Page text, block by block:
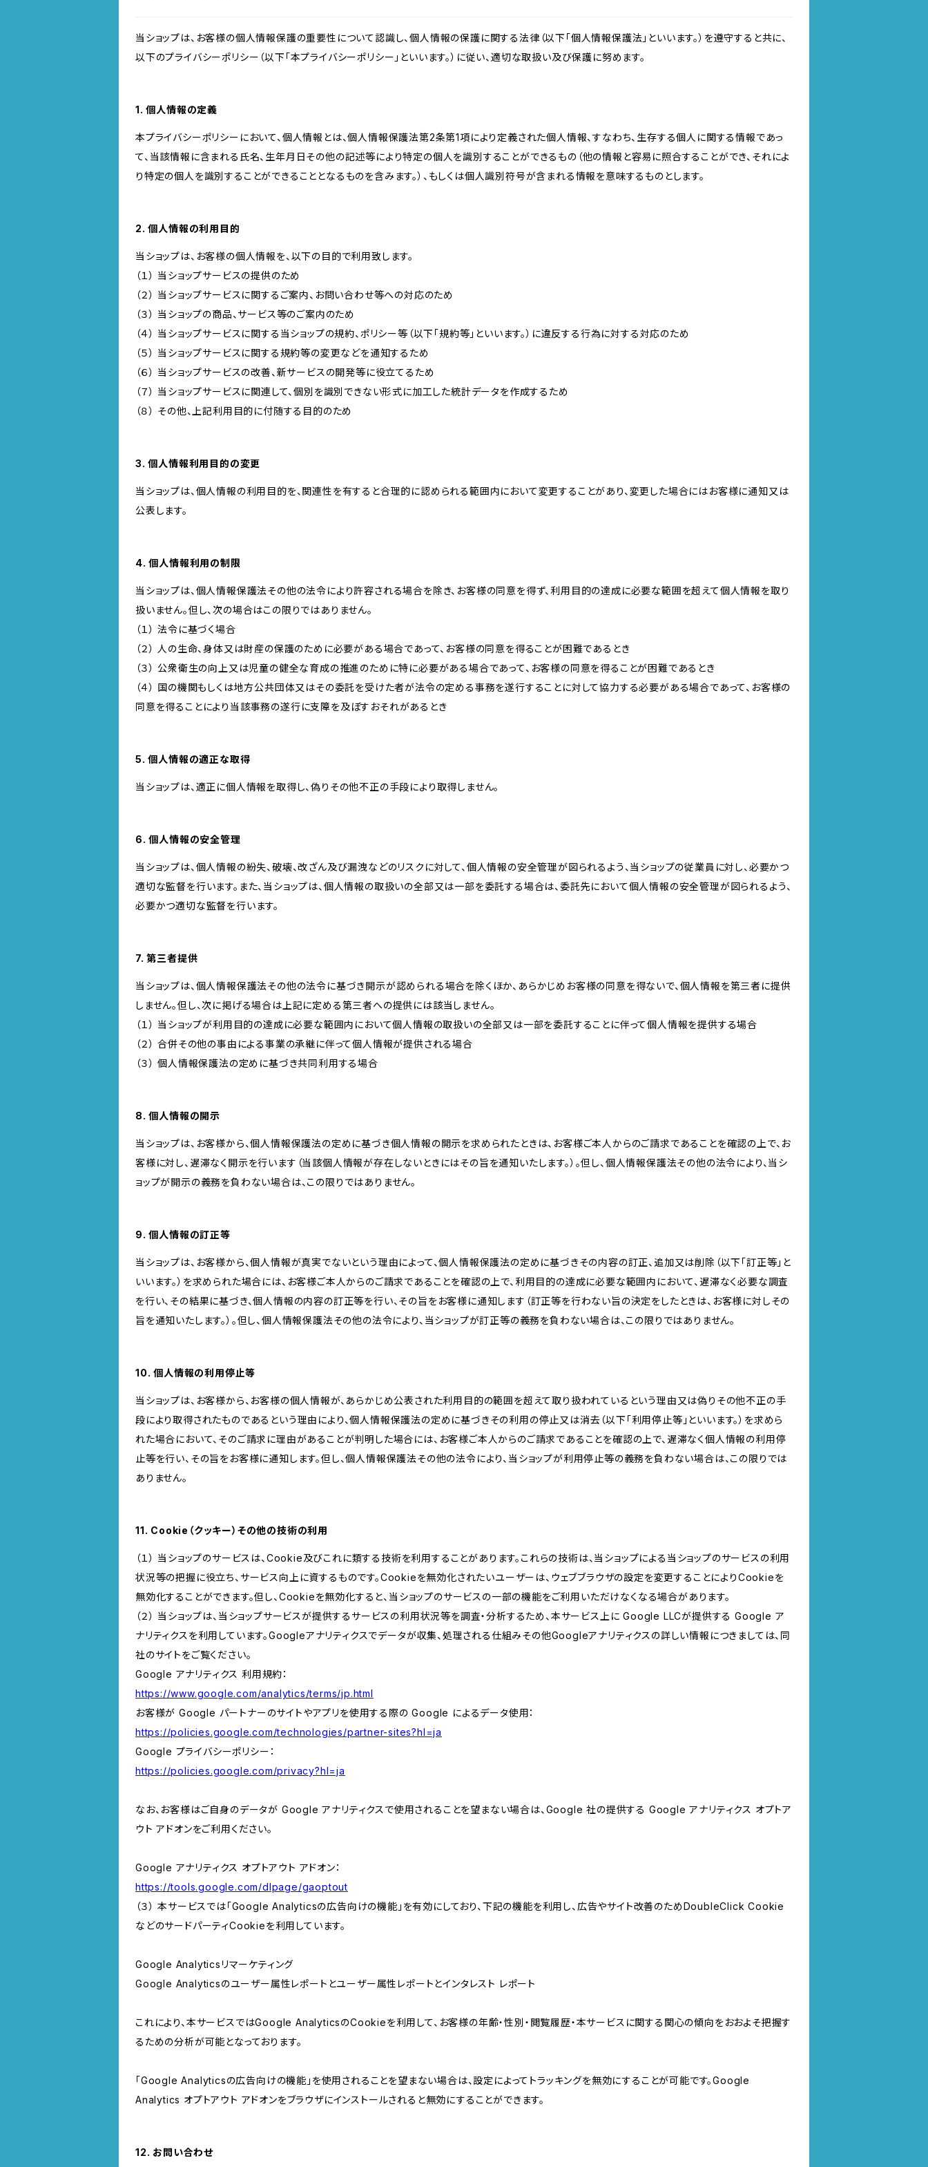
当ショップは、お客様の個人情報保護の重要性について認識し、個人情報の保護に関する法律（以下「個人情報保護法」といいます。）を遵守すると共に、
以下のプライバシーポリシー（以下「本プライバシーポリシー」といいます。）に従い、適切な取扱い及び保護に努めます。
1. 個人情報の定義
本プライバシーポリシーにおいて、個人情報とは、個人情報保護法第2条第1項により定義された個人情報、すなわち、生存する個人に関する情報であっ
て、当該情報に含まれる氏名、生年月日その他の記述等により特定の個人を識別することができるもの（他の情報と容易に照合することができ、それによ
り特定の個人を識別することができることとなるものを含みます。）、もしくは個人識別符号が含まれる情報を意味するものとします。
2. 個人情報の利用目的
当ショップは、お客様の個人情報を、以下の目的で利用致します。
（１） 当ショップサービスの提供のため
（２） 当ショップサービスに関するご案内、お問い合わせ等への対応のため
（３） 当ショップの商品、サービス等のご案内のため
（４） 当ショップサービスに関する当ショップの規約、ポリシー等（以下「規約等」といいます。）に違反する行為に対する対応のため
（５） 当ショップサービスに関する規約等の変更などを通知するため
（６） 当ショップサービスの改善、新サービスの開発等に役立てるため
（７） 当ショップサービスに関連して、個別を識別できない形式に加工した統計データを作成するため
（８） その他、上記利用目的に付随する目的のため
3. 個人情報利用目的の変更
当ショップは、個人情報の利用目的を、関連性を有すると合理的に認められる範囲内において変更することがあり、変更した場合にはお客様に通知又は
公表します。
4. 個人情報利用の制限
当ショップは、個人情報保護法その他の法令により許容される場合を除き、お客様の同意を得ず、利用目的の達成に必要な範囲を超えて個人情報を取り
扱いません。但し、次の場合はこの限りではありません。
（１） 法令に基づく場合
（２） 人の生命、身体又は財産の保護のために必要がある場合であって、お客様の同意を得ることが困難であるとき
（３） 公衆衛生の向上又は児童の健全な育成の推進のために特に必要がある場合であって、お客様の同意を得ることが困難であるとき
（４） 国の機関もしくは地方公共団体又はその委託を受けた者が法令の定める事務を遂行することに対して協力する必要がある場合であって、お客様の
同意を得ることにより当該事務の遂行に支障を及ぼすおそれがあるとき
5. 個人情報の適正な取得
当ショップは、適正に個人情報を取得し、偽りその他不正の手段により取得しません。
6. 個人情報の安全管理
当ショップは、個人情報の紛失、破壊、改ざん及び漏洩などのリスクに対して、個人情報の安全管理が図られるよう、当ショップの従業員に対し、必要かつ
適切な監督を行います。また、当ショップは、個人情報の取扱いの全部又は一部を委託する場合は、委託先において個人情報の安全管理が図られるよう、
必要かつ適切な監督を行います。
7. 第三者提供
当ショップは、個人情報保護法その他の法令に基づき開示が認められる場合を除くほか、あらかじめお客様の同意を得ないで、個人情報を第三者に提供
しません。但し、次に掲げる場合は上記に定める第三者への提供には該当しません。
（１） 当ショップが利用目的の達成に必要な範囲内において個人情報の取扱いの全部又は一部を委託することに伴って個人情報を提供する場合
（２） 合併その他の事由による事業の承継に伴って個人情報が提供される場合
（３） 個人情報保護法の定めに基づき共同利用する場合
8. 個人情報の開示
当ショップは、お客様から、個人情報保護法の定めに基づき個人情報の開示を求められたときは、お客様ご本人からのご請求であることを確認の上で、お
客様に対し、遅滞なく開示を行います（当該個人情報が存在しないときにはその旨を通知いたします。）。但し、個人情報保護法その他の法令により、当シ
ョップが開示の義務を負わない場合は、この限りではありません。
9. 個人情報の訂正等
当ショップは、お客様から、個人情報が真実でないという理由によって、個人情報保護法の定めに基づきその内容の訂正、追加又は削除（以下「訂正等」と
いいます。）を求められた場合には、お客様ご本人からのご請求であることを確認の上で、利用目的の達成に必要な範囲内において、遅滞なく必要な調査
を行い、その結果に基づき、個人情報の内容の訂正等を行い、その旨をお客様に通知します（訂正等を行わない旨の決定をしたときは、お客様に対しその
旨を通知いたします。）。但し、個人情報保護法その他の法令により、当ショップが訂正等の義務を負わない場合は、この限りではありません。
10. 個人情報の利用停止等
当ショップは、お客様から、お客様の個人情報が、あらかじめ公表された利用目的の範囲を超えて取り扱われているという理由又は偽りその他不正の手
段により取得されたものであるという理由により、個人情報保護法の定めに基づきその利用の停止又は消去（以下「利用停止等」といいます。）を求めら
れた場合において、そのご請求に理由があることが判明した場合には、お客様ご本人からのご請求であることを確認の上で、遅滞なく個人情報の利用停
止等を行い、その旨をお客様に通知します。但し、個人情報保護法その他の法令により、当ショップが利用停止等の義務を負わない場合は、この限りでは
ありません。
11. Cookie（クッキー）その他の技術の利用
（１） 当ショップのサービスは、Cookie及びこれに類する技術を利用することがあります。これらの技術は、当ショップによる当ショップのサービスの利用
状況等の把握に役立ち、サービス向上に資するものです。Cookieを無効化されたいユーザーは、ウェブブラウザの設定を変更することによりCookieを
無効化することができます。但し、Cookieを無効化すると、当ショップのサービスの一部の機能をご利用いただけなくなる場合があります。
（２） 当ショップは、当ショップサービスが提供するサービスの利用状況等を調査・分析するため、本サービス上に Google LLCが提供する Google ア
ナリティクスを利用しています。Googleアナリティクスでデータが収集、処理される仕組みその他Googleアナリティクスの詳しい情報につきましては、同
社のサイトをご覧ください。
Google アナリティクス 利用規約：
https://www.google.com/analytics/terms/jp.html
お客様が Google パートナーのサイトやアプリを使用する際の Google によるデータ使用：
https://policies.google.com/technologies/partner-sites?hl=ja
Google プライバシーポリシー：
https://policies.google.com/privacy?hl=ja
なお、お客様はご自身のデータが Google アナリティクスで使用されることを望まない場合は、Google 社の提供する Google アナリティクス オプトア
ウト アドオンをご利用ください。
Google アナリティクス オプトアウト アドオン：
https://tools.google.com/dlpage/gaoptout
（３） 本サービスでは「Google Analyticsの広告向けの機能」を有効にしており、下記の機能を利用し、広告やサイト改善のためDoubleClick Cookie
などのサードパーティCookieを利用しています。
Google Analyticsリマーケティング
Google Analyticsのユーザー属性レポートとユーザー属性レポートとインタレスト レポート
これにより、本サービスではGoogle AnalyticsのCookieを利用して、お客様の年齢・性別・閲覧履歴・本サービスに関する関心の傾向をおおよそ把握す
るための分析が可能となっております。
「Google Analyticsの広告向けの機能」を使用されることを望まない場合は、設定によってトラッキングを無効にすることが可能です。Google
Analytics オプトアウト アドオンをブラウザにインストールされると無効にすることができます。
12. お問い合わせ